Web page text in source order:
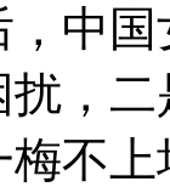
国
，
不